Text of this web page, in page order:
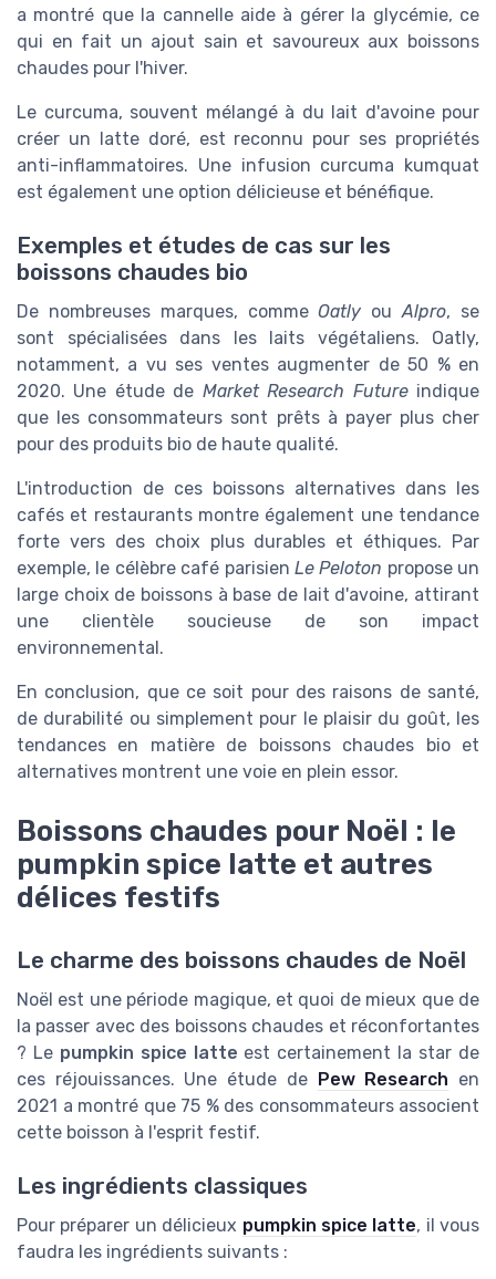
a montré que la cannelle aide à gérer la glycémie, ce
qui en fait un ajout sain et savoureux aux boissons
chaudes pour l'hiver.
Le curcuma, souvent mélangé à du lait d'avoine pour
créer un latte doré, est reconnu pour ses propriétés
anti-inflammatoires. Une infusion curcuma kumquat
est également une option délicieuse et bénéfique.
Exemples et études de cas sur les
boissons chaudes bio
De nombreuses marques, commeOatly ouAlpro, se
sont spécialisées dans les laits végétaliens. Oatly,
notamment, a vu ses ventes augmenter de 50 % en
2020. Une étude de Market Research Futureindique
que les consommateurs sont prêts à payer plus cher
pour des produits bio de haute qualité.
L'introduction de ces boissons alternatives dans les
cafés et restaurants montre également une tendance
forte vers des choix plus durables et éthiques. Par
exemple, le célèbre café parisien Le Peloton propose un
large choix de boissons à base de lait d'avoine, attirant
une clientèle soucieuse de son impact
environnemental.
En conclusion, que ce soit pour des raisons de santé,
de durabilité ou simplement pour le plaisir du goût, les
tendances en matière de boissons chaudes bio et
alternatives montrent une voie en plein essor.
Boissons chaudes pour Noël : le
pumpkin spice latte et autres
délices festifs
Le charme des boissons chaudes de Noël
Noël est une période magique, et quoi de mieux que de
la passer avec des boissons chaudes et réconfortantes
? Le pumpkin spice latte est certainement la star de
ces réjouissances. Une étude de Pew Research en
2021 a montré que 75 % des consommateurs associent
cette boisson à l'esprit festif.
Les ingrédients classiques
Pour préparer un délicieux pumpkin spice latte, il vous
faudra les ingrédients suivants :